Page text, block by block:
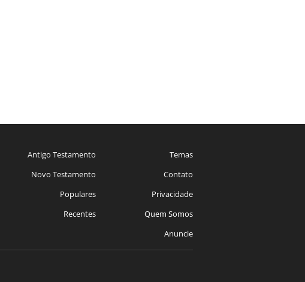
Antigo Testamento
Novo Testamento
Populares
Recentes
Temas
Contato
Privacidade
Quem Somos
Anuncie